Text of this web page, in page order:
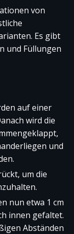
von
Es gibt
und Füllungen
auf einer
wird die
und
um die
nun etwa 1 cm
innen gefaltet.
Abständen